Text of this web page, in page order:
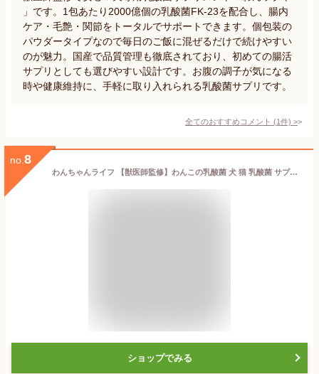
」です。1包あたり2000億個の乳酸菌FK-23を配合し、腸内
ケア・毛艶・関節をトータルでサポートできます。個包装の
パウダータイプなので毎日のご飯に混ぜるだけで続けやすい
のが魅力。国産で品質管理も徹底されており、初めての腸活
サプリとしても選びやすい設計です。お腹の調子が気になる
時や健康維持に、手軽に取り入れられる乳酸菌サプリです。
全てのおすすめコメント (1件) >
no. 8
わんちゃんライフ 【獣医師監修】わんこの乳酸菌 犬 猫 乳酸菌 サプリメント 腸活 腸内環境 整腸 プロバイオティクス 涙 便 皮膚 60粒
ショップでみる